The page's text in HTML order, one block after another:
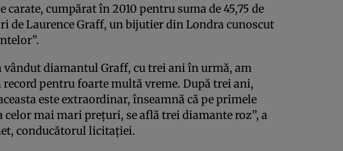
carate, cumpărat în 2010 pentru suma de 45,75 de
de Laurence Graff, un bijutier din Londra cunoscut
vândut diamantul Graff, cu trei ani în urmă, am
record pentru foarte multă vreme. După trei ani,
este extraordinar, înseamnă că pe primele
mai mari preţuri, se află trei diamante roz”, a
conducătorul licitaţiei.